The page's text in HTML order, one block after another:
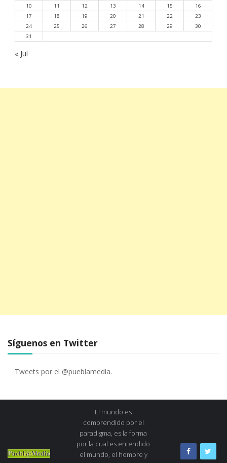
10
11 12 13 14 15
16
17
18 19 20 21 22
23
24
25 26 27 28 29
30
31
« Jul
Síguenos en Twitter
Tweets por el @pueblamedia.
El mundo es
comprendido por el
paradigma, es la forma
por la cual es entendido
el mundo, el hombre y